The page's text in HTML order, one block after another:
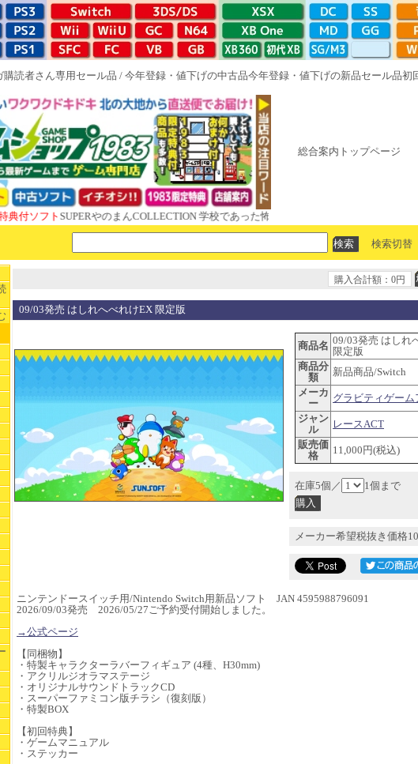
購読者さん専用セール品 / 今年登録・値下げの中古品今年登録・値下げの新品セール品初
総合案内トップページ
SUPERやのまんCOLLECTION 学校であった怖い話と晦󠄀つきこもり ルート16R やが
検索切替
購入合計額：0円
09/03発売 はしれへべれけEX 限定版
商品名 09/03発売 はしれ
限定版
商品分
類
新品商品/Switch
メーカ
ー
グラビティゲーム
ジャン
ル
レースACT
販売価
格
11,000円(税込)
在庫5個／ 1個まで
メーカー希望税抜き価格
ニンテンドースイッチ用/Nintendo Switch用新品ソフト JAN 4595988796091
2026/09/03発売 2026/05/27ご予約受付開始しました。
→公式ページ
【同梱物】
・特製キャラクターラバーフィギュア (4種、H30mm)
・アクリルジオラマステージ
・オリジナルサウンドトラックCD
・スーパーファミコン版チラシ（復刻版）
・特製BOX
【初回特典】
・ゲームマニュアル
・ステッカー